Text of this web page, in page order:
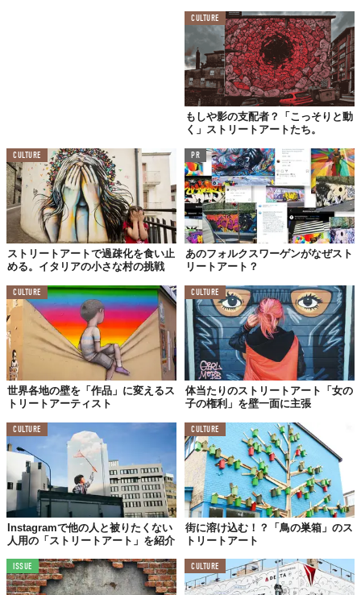
CULTURE
もしや影の支配者？「こっそりと動
く」ストリートアートたち。
CULTURE
ストリートアートで過疎化を食い止
める。イタリアの小さな村の挑戦
PR
あのフォルクスワーゲンがなぜスト
リートアート？
CULTURE
世界各地の壁を「作品」に変えるス
トリートアーティスト
CULTURE
体当たりのストリートアート「女の
子の権利」を壁一面に主張
CULTURE
Instagramで他の人と被りたくない
人用の「ストリートアート」を紹介
CULTURE
街に溶け込む！？「鳥の巣箱」のス
トリートアート
ISSUE CULTURE